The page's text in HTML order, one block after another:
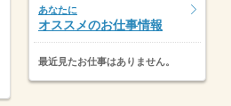
あなたに
オススメのお仕事情報
最近見たお仕事はありません。